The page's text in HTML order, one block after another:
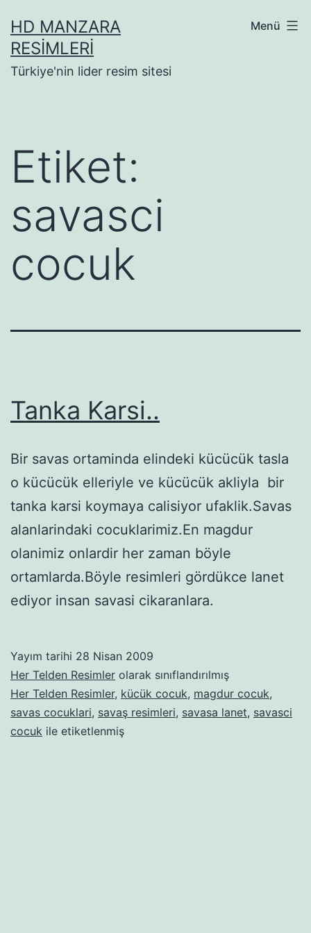
geçHD MANZARA
RESIMLERI
Türkiye'nin lider resim sitesi
Menü
Etiket:
savasci
cocuk
Tanka Karsi..
Bir savas ortaminda elindeki kücücük tasla
o kücücük elleriyle ve kücücük akliyla bir
tanka karsi koymaya calisiyor ufaklik.Savas
alanlarindaki cocuklarimiz.En magdur
olanimiz onlardir her zaman böyle
ortamlarda.Böyle resimleri gördükce lanet
ediyor insan savasi cikaranlara.
Yayım tarihi 28 Nisan 2009
Her Telden Resimler olarak sınıflandırılmış
Her Telden Resimler, kücük cocuk, magdur cocuk,
savas cocuklari, savaş resimleri, savasa lanet, savasci
cocuk ile etiketlenmiş